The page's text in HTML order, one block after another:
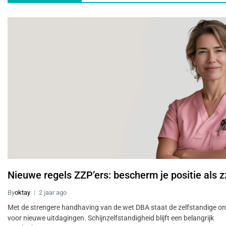
Nieuwe regels ZZP’ers: bescherm je positie als
Byoktay 2 jaar ago
Met de strengere handhaving van de wet DBA staat de zelfstandige
voor nieuwe uitdagingen. Schijnzelfstandigheid blijft een belangrijk